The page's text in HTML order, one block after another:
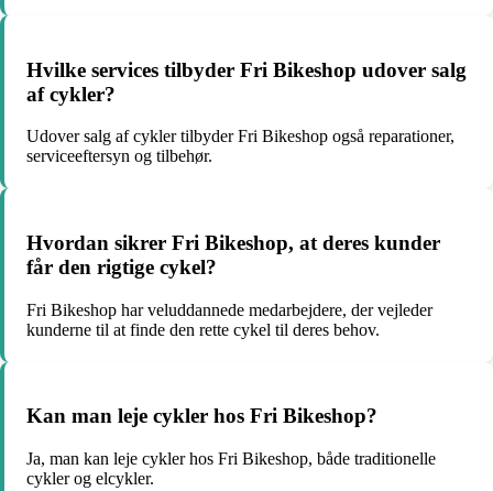
Hvilke services tilbyder Fri Bikeshop udover salg
af cykler?
Udover salg af cykler tilbyder Fri Bikeshop også reparationer,
serviceeftersyn og tilbehør.
Hvordan sikrer Fri Bikeshop, at deres kunder
får den rigtige cykel?
Fri Bikeshop har veluddannede medarbejdere, der vejleder
kunderne til at finde den rette cykel til deres behov.
Kan man leje cykler hos Fri Bikeshop?
Ja, man kan leje cykler hos Fri Bikeshop, både traditionelle
cykler og elcykler.